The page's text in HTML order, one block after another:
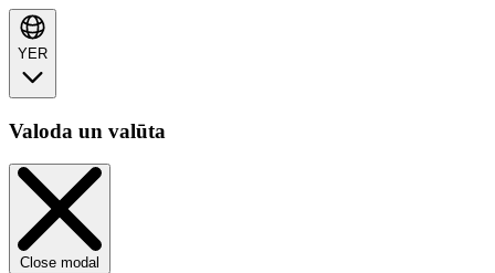
YER
Valoda un valūta
Close modal